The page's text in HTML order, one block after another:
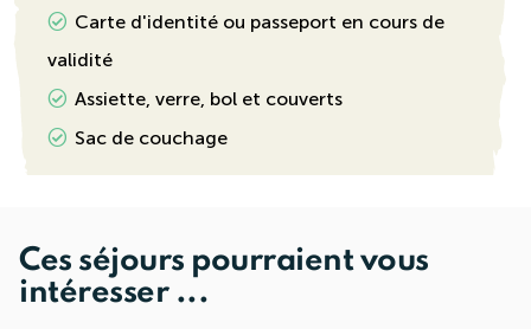
Carte d'identité ou passeport en cours de
validité
Assiette, verre, bol et couverts
Sac de couchage
Ces séjours pourraient vous
intéresser ...